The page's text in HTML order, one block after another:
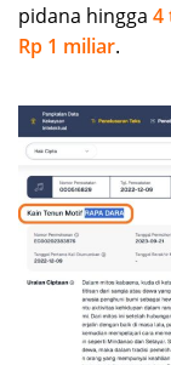
pidana hingga 4
Rp 1 miliar.